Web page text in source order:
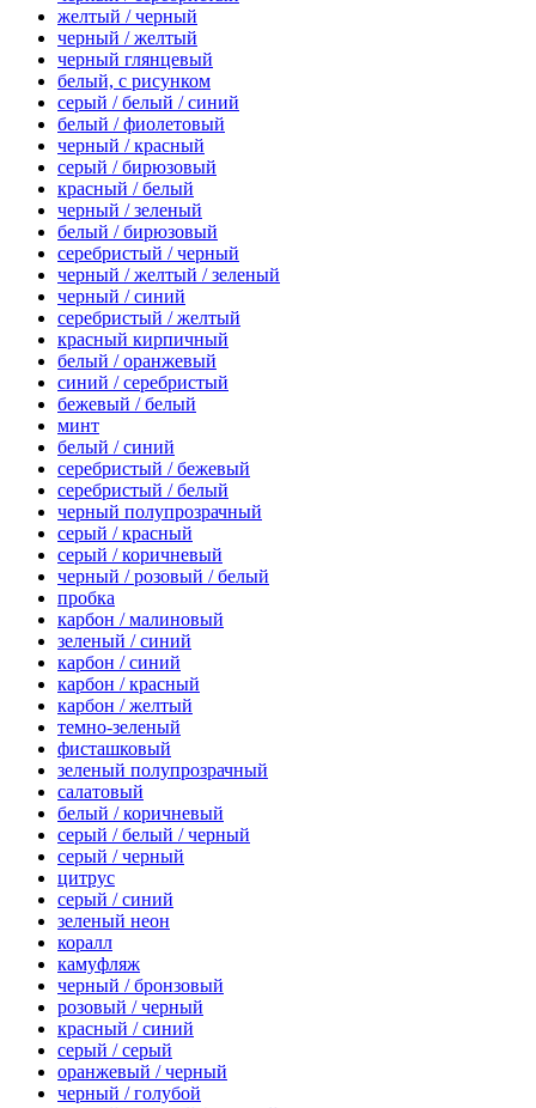
желтый / черный
черный / желтый
черный глянцевый
белый, с рисунком
серый / белый / синий
белый / фиолетовый
черный / красный
серый / бирюзовый
красный / белый
черный / зеленый
белый / бирюзовый
серебристый / черный
черный / желтый / зеленый
черный / синий
серебристый / желтый
красный кирпичный
белый / оранжевый
синий / серебристый
бежевый / белый
минт
белый / синий
серебристый / бежевый
серебристый / белый
черный полупрозрачный
серый / красный
серый / коричневый
черный / розовый / белый
пробка
карбон / малиновый
зеленый / синий
карбон / синий
карбон / красный
карбон / желтый
темно-зеленый
фисташковый
зеленый полупрозрачный
салатовый
белый / коричневый
серый / белый / черный
серый / черный
цитрус
серый / синий
зеленый неон
коралл
камуфляж
черный / бронзовый
розовый / черный
красный / синий
серый / серый
оранжевый / черный
черный / голубой